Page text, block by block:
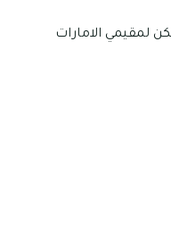
لمقيمي الامارات